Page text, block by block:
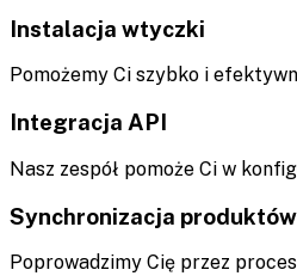
Instalacja wtyczki
Pomożemy Ci szybko i
Integracja API
Nasz zespół pomoże Ci w
Synchronizacja produktów
Poprowadzimy Cię przez